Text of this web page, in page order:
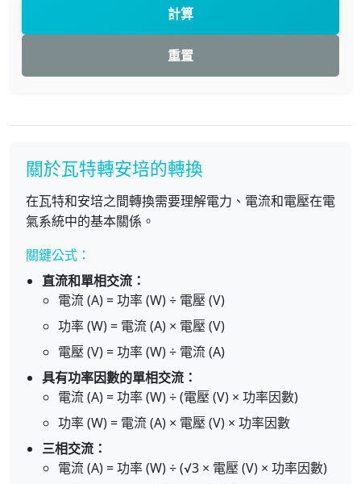
計算
重置
關於瓦特轉安培的轉換
在瓦特和安培之間轉換需要理解電力、電流和電壓在電
氣系統中的基本關係。
關鍵公式：
直流和單相交流：
電流 (A) = 功率 (W) ÷ 電壓 (V)
功率 (W) = 電流 (A) × 電壓 (V)
電壓 (V) = 功率 (W) ÷ 電流 (A)
具有功率因數的單相交流：
電流 (A) = 功率 (W) ÷ (電壓 (V) × 功率因數)
功率 (W) = 電流 (A) × 電壓 (V) × 功率因數
三相交流：
電流 (A) = 功率 (W) ÷ (√3 × 電壓 (V) × 功率因數)